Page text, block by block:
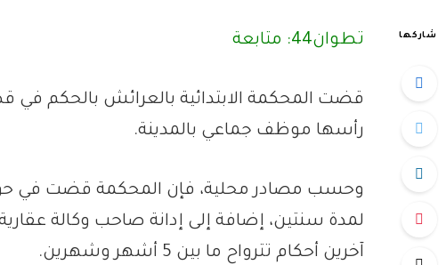
شاركها تطوان44: متابعة
قضت المحكمة الابتدائية بالعرائش بالحكم
رأسها موظف جماعي بالمدينة.
وحسب مصادر محلية، فإن المحكمة قضت في
آخرين أحكام تترواح ما بين 5 أشهر وشهرين.